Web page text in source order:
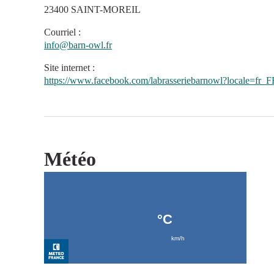
23400 SAINT-MOREIL
Courriel :
info@barn-owl.fr
Site internet :
https://www.facebook.com/
Météo